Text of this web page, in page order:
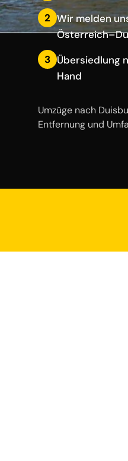
2 Wir melden
3 Übersiedlung
Hand
Umzüge nach
Entfernung und